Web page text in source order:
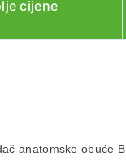
cijene
anatomske obuće